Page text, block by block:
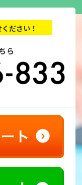
ださい！
ら